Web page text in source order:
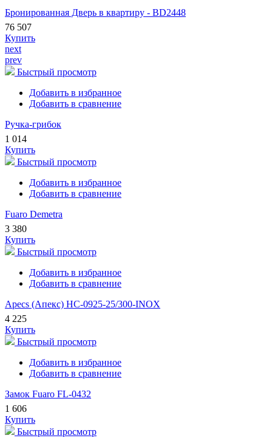
Бронированная Дверь в квартиру - BD2448
76 507
Купить
next
prev
Быстрый просмотр
Добавить в избранное
Добавить в сравнение
Ручка-грибок
1 014
Купить
Быстрый просмотр
Добавить в избранное
Добавить в сравнение
Fuaro Demetra
3 380
Купить
Быстрый просмотр
Добавить в избранное
Добавить в сравнение
Apecs (Апекс) HC-0925-25/300-INOX
4 225
Купить
Быстрый просмотр
Добавить в избранное
Добавить в сравнение
Замок Fuaro FL-0432
1 606
Купить
Быстрый просмотр